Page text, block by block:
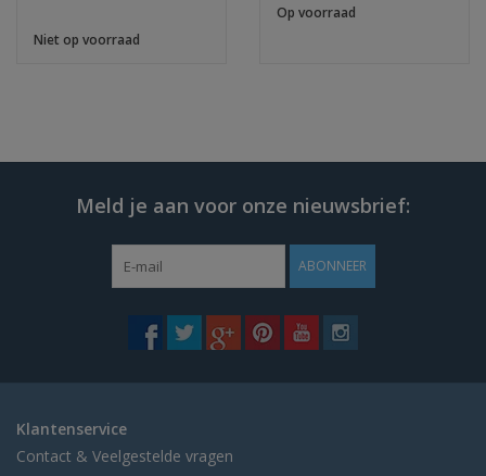
Niet op voorraad
Op voorraad
Meld je aan voor onze nieuwsbrief:
ABONNEER
Klantenservice
Contact & Veelgestelde vragen